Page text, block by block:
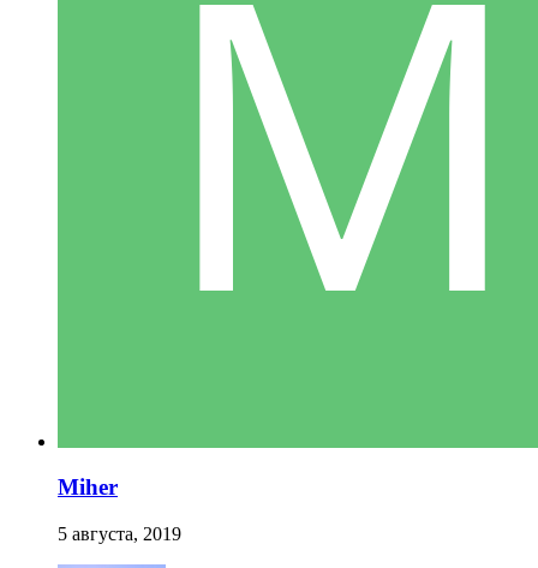
Miher
5 августа, 2019